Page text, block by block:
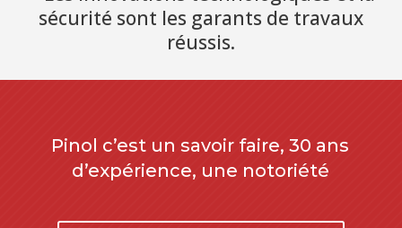
sécurité sont les garants de travaux
réussis.
Pinol c’est un savoir faire, 30 ans
d’expérience, une notoriété